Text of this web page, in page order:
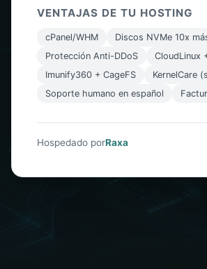
VENTAJAS DE TU HOSTING
cPanel/WHM
Discos NVMe 10x
Protección Anti-DDoS
CloudLinux
Imunify360 + CageFS
KernelCare
Soporte humano en español
Hospedado porRaxa